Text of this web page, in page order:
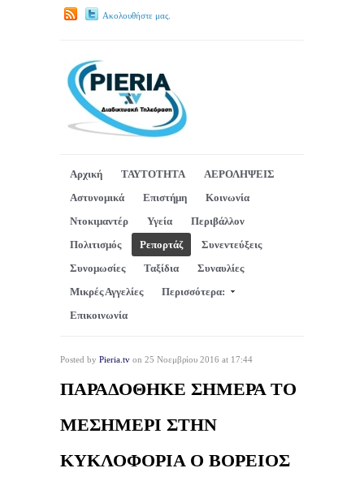
Ακολουθήστε μας.
Αρχική ΤΑΥΤΟΤΗΤΑ
ΑΕΡΟΛΗΨΕΙΣ
Αστυνομικά
Επιστήμη
Κοινωνία
Ντοκιμαντέρ
Υγεία
Περιβάλλον
Πολιτισμός
Ρεπορτάζ
Συνεντεύξεις
Συνομωσίες
Ταξίδια
Συναυλίες
Μικρές Αγγελίες
Περισσότερα:
Επικοινωνία
Posted by Pieria.tv on 25 Νοεμβρίου 2016 at 17:44
ΠΑΡΑΔΟΘΗΚΕ ΣΗΜΕΡΑ ΤΟ
ΜΕΣΗΜΕΡΙ ΣΤΗΝ
ΚΥΚΛΟΦΟΡΙΑ Ο ΒΟΡΕΙΟΣ